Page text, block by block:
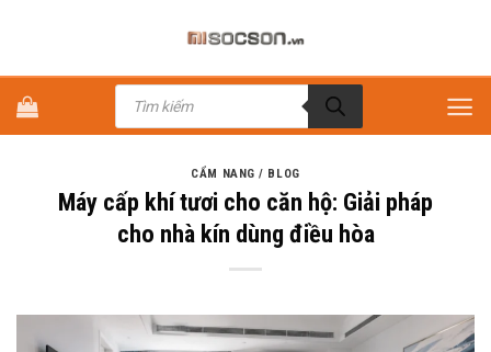
dung
Tìm
kiếm
phẩm
CẨM NANG / BLOG
Máy cấp khí tươi cho căn hộ: Giải pháp
cho nhà kín dùng điều hòa